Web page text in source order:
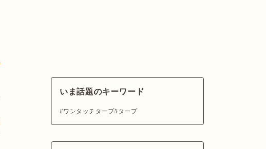
いま話題のキーワード
ワンタッチタープ タープ